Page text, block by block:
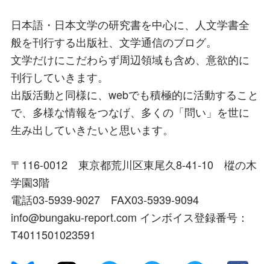
日本語・日本文学の研究書を中心に、人文学書全
般を刊行する出版社、文学通信のブログ。
文学だけにこだわらず周辺領域も含め、意欲的に
刊行していきます。
出版活動と同様に、webでも積極的に活動すること
で、多様な情報をつなげ、多くの「問い」を世に
生み出していきたいと思います。
〒116-0012 東京都荒川区東尾久8-41-10 樅の木
学園3階
電話03-5939-9027 FAX03-5939-9094
info@bungaku-report.com インボイス登録番号：
T4011501023591